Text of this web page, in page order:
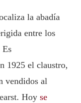
la abadía
entre los
1925 el claustro,
vendidos al
Hoy se